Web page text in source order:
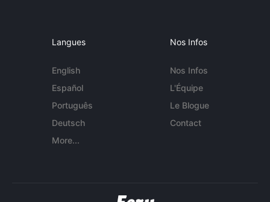
Langues
English
Español
Português
Deutsch
More...
Nos Infos
Nos Infos
L'Équipe
Le Blogue
Contact